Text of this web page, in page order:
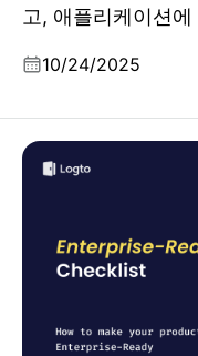
고, 애플리케이션
10/24/2025
제품을 엔터프라이즈
리스트